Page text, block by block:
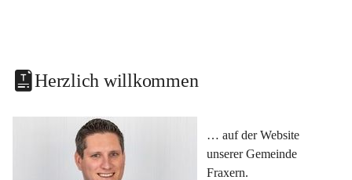
Herzlich willkommen
… auf der Website
unserer Gemeinde
Fraxern.